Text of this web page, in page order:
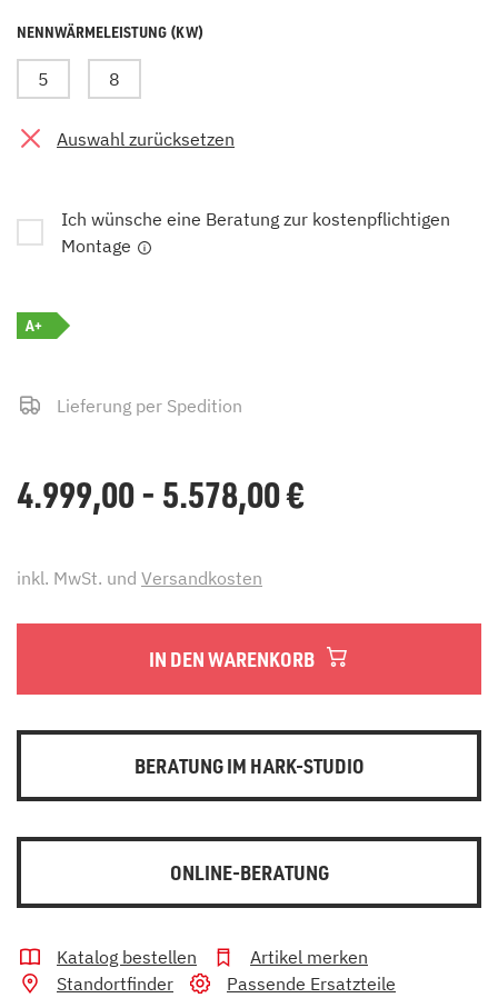
NENNWÄRMELEISTUNG (KW)
5 8
Auswahl zurücksetzen
Ich wünsche eine Beratung zur kostenpflichtigen
Montage
A+
Lieferung per Spedition
4.999,00 - 5.578,00€
inkl. MwSt. und Versandkosten
IN DEN WARENKORB
BERATUNG IM HARK-STUDIO
ONLINE-BERATUNG
Katalog bestellen
Artikel merken
Standortfinder
Passende Ersatzteile